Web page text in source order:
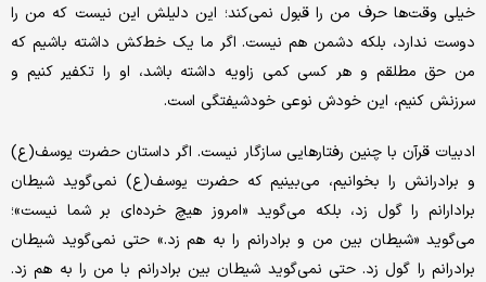
خیلی وقت‌ها حرف من را قبول نمی‌کند؛ این دلیلش این نیست که من را
دوست ندارد، بلکه دشمن هم نیست. اگر ما یک خط‌کش داشته باشیم که
من حق مطلقم و هر کسی کمی زاویه داشته باشد، او را تکفیر کنیم و
سرزنش کنیم، این خودش نوعی خودشیفتگی است.
ادبیات قرآن با چنین رفتارهایی سازگار نیست. اگر داستان حضرت یوسف(ع)
و برادرانش را بخوانیم، می‌بینیم که حضرت یوسف(ع) نمی‌گوید شیطان
برادارانم را گول زد، بلکه می‌گوید «امروز هیچ خرده‌ای بر شما نیست»؛
می‌گوید «شیطان بین من و برادرانم را به هم زد.» حتی نمی‌گوید شیطان
برادرانم را گول زد. حتی نمی‌گوید شیطان بین برادرانم با من را به هم زد.